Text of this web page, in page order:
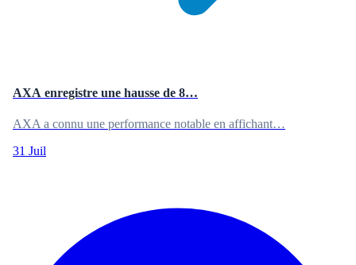
AXA enregistre une hausse de 8…
AXA a connu une performance notable en affichant…
31 Juil